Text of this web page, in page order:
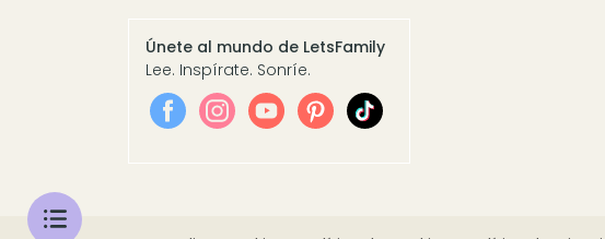
Únete al mundo de LetsFamily
Lee. Inspírate. Sonríe.